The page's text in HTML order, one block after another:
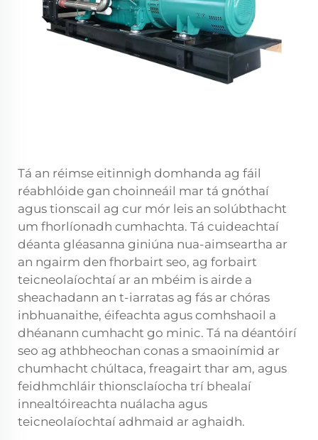
Tá an réimse eitinnigh domhanda ag fáil
réabhlóide gan choinneáil mar tá gnóthaí
agus tionscail ag cur mór leis an solúbthacht
um fhorlíonadh cumhachta. Tá cuideachtaí
déanta gléasanna giniúna nua-aimseartha ar
an ngairm den fhorbairt seo, ag forbairt
teicneolaíochtaí ar an mbéim is airde a
sheachadann an t-iarratas ag fás ar chóras
inbhuanaithe, éifeachta agus comhshaoil a
dhéanann cumhacht go minic. Tá na déantóirí
seo ag athbheochan conas a smaoinímid ar
chumhacht chúltaca, freagairt thar am, agus
feidhmchláir thionsclaíocha trí bhealaí
innealtóireachta nuálacha agus
teicneolaíochtaí adhmaid ar aghaidh.